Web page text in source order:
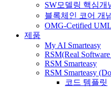
SW모델링 핵심개
블록체인 코어 개
OMG-Cetified UML
제품
My AI Smarteasy
RSM(Real
RSM Smarteasy
RSM Smarteasy
코드 템플릿